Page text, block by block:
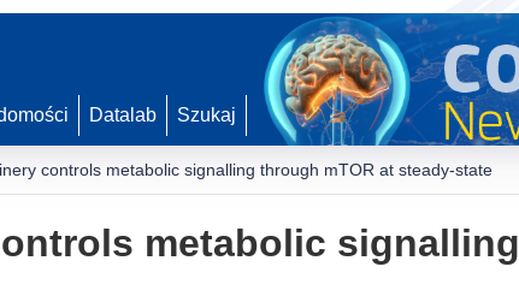
Datalab Szukaj
controls metabolic signalling through mTOR at steady-state
metabolic signalling